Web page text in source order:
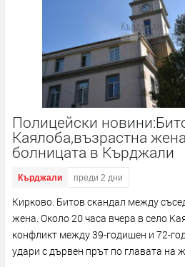
Полицейски
Каялоба,възрастна
болницата в Кърджали
Кърджали преди 2 дни
Кирково. Битов скандал между
жена. Около 20 часа вчера в село
конфликт между 39-годишен и 72-
удари с дървен прът по главата на